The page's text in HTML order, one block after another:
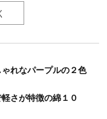
れなパープルの２色
さが特徴の綿１０